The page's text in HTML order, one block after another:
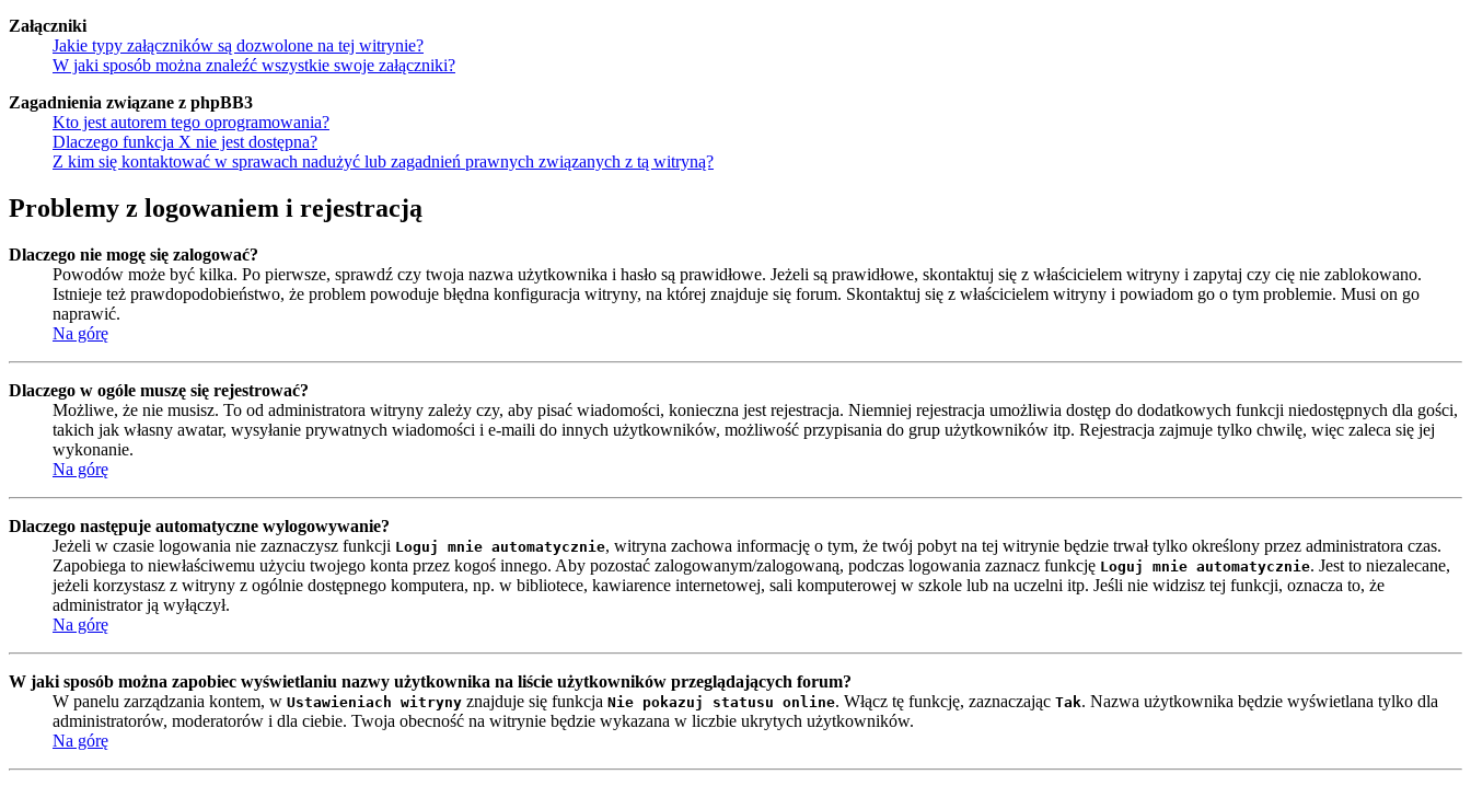
Załączniki
Jakie typy załączników są dozwolone na tej witrynie?
W jaki sposób można znaleźć wszystkie swoje załączniki?
Zagadnienia związane z phpBB3
Kto jest autorem tego oprogramowania?
Dlaczego funkcja X nie jest dostępna?
Z kim się kontaktować w sprawach nadużyć lub zagadnień prawnych związanych z tą witryną?
Problemy z logowaniem i rejestracją
Dlaczego nie mogę się zalogować?
Powodów może być kilka. Po pierwsze, sprawdź czy twoja nazwa użytkownika i hasło są prawidłowe. Jeżeli są prawidłowe, skontaktuj się z właścicielem witryny i zapytaj czy cię nie zablokowano.
Istnieje też prawdopodobieństwo, że problem powoduje błędna konfiguracja witryny, na której znajduje się forum. Skontaktuj się z właścicielem witryny i powiadom go o tym problemie. Musi on go
naprawić.
Na górę
Dlaczego w ogóle muszę się rejestrować?
Możliwe, że nie musisz. To od administratora witryny zależy czy, aby pisać wiadomości, konieczna jest rejestracja. Niemniej rejestracja umożliwia dostęp do dodatkowych funkcji niedostępnych dla gości,
takich jak własny awatar, wysyłanie prywatnych wiadomości i e-maili do innych użytkowników, możliwość przypisania do grup użytkowników itp. Rejestracja zajmuje tylko chwilę, więc zaleca się jej
wykonanie.
Na górę
Dlaczego następuje automatyczne wylogowywanie?
Jeżeli w czasie logowania nie zaznaczysz funkcji Loguj mnie automatycznie, witryna zachowa informację o tym, że twój pobyt na tej witrynie będzie trwał tylko określony przez administratora czas.
Zapobiega to niewłaściwemu użyciu twojego konta przez kogoś innego. Aby pozostać zalogowanym/zalogowaną, podczas logowania zaznacz funkcję Loguj mnie automatycznie. Jest to niezalecane,
jeżeli korzystasz z witryny z ogólnie dostępnego komputera, np. w bibliotece, kawiarence internetowej, sali komputerowej w szkole lub na uczelni itp. Jeśli nie widzisz tej funkcji, oznacza to, że
administrator ją wyłączył.
Na górę
W jaki sposób można zapobiec wyświetlaniu nazwy użytkownika na liście użytkowników przeglądających forum?
W panelu zarządzania kontem, w Ustawieniach witryny znajduje się funkcja Nie pokazuj statusu online. Włącz tę funkcję, zaznaczając Tak. Nazwa użytkownika będzie wyświetlana tylko dla
administratorów, moderatorów i dla ciebie. Twoja obecność na witrynie będzie wykazana w liczbie ukrytych użytkowników.
Na górę